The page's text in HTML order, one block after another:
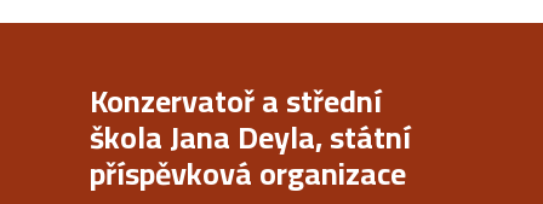
Konzervatoř a střední
škola Jana Deyla, státní
příspěvková organizace